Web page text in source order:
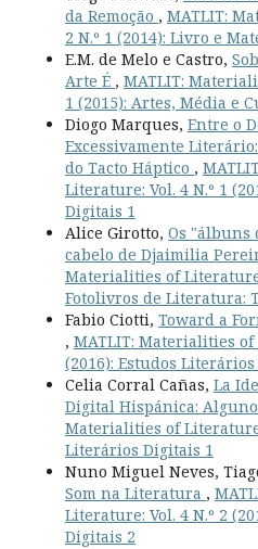
da Remoção , MATLIT:
2 N.º 1 (2014): Livro e
E.M. de Melo e Castro,
Arte É , MATLIT:
1 (2015): Artes, Média e
Diogo Marques, Entre o
Excessivamente
do Tacto Háptico ,
Literature: Vol. 4 N.º 1
Digitais 1
Alice Girotto, Os "álbuns
cabelo de Djaimilia
Materialities of Literature:
Fotolivros de Literatura:
Fabio Ciotti, Toward a
, MATLIT: Materialities of
(2016): Estudos
Celia Corral Cañas, La
Digital Hispánica:
Materialities of Literature:
Literários Digitais 1
Nuno Miguel Neves,
Som na Literatura ,
Literature: Vol. 4 N.º 2
Digitais 2